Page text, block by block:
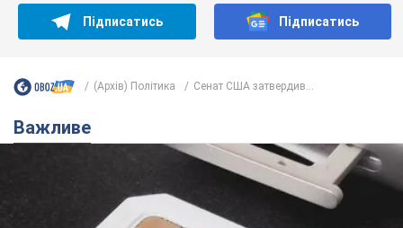
Підписатись Підписатись
(Архів) Політика Сенат США затвердив...
Важливе